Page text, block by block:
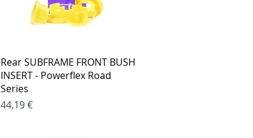
Greita peržiūra
Rear SUBFRAME FRONT BUSH
INSERT - Powerflex Road
Series
Kaina
44,19 €